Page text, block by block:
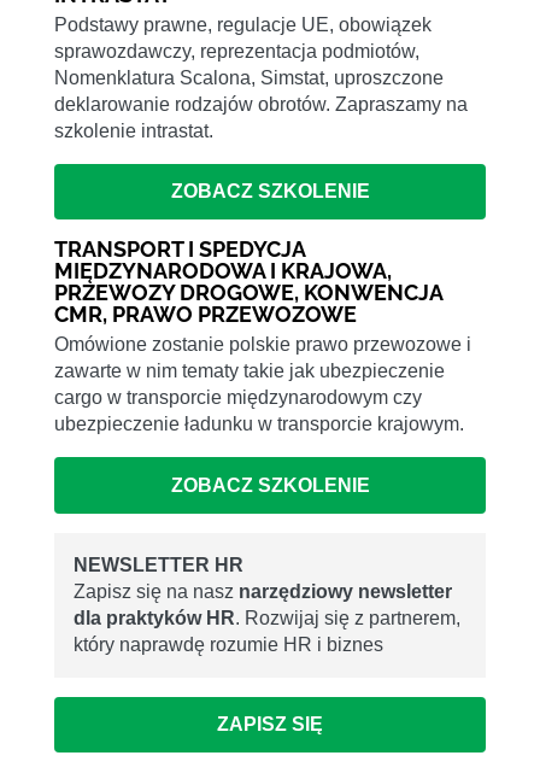
Podstawy prawne, regulacje UE, obowiązek
sprawozdawczy, reprezentacja podmiotów,
Nomenklatura Scalona, Simstat, uproszczone
deklarowanie rodzajów obrotów. Zapraszamy na
szkolenie intrastat.
ZOBACZ SZKOLENIE
TRANSPORT I SPEDYCJA
MIĘDZYNARODOWA I KRAJOWA,
PRZEWOZY DROGOWE, KONWENCJA
CMR, PRAWO PRZEWOZOWE
Omówione zostanie polskie prawo przewozowe i
zawarte w nim tematy takie jak ubezpieczenie
cargo w transporcie międzynarodowym czy
ubezpieczenie ładunku w transporcie krajowym.
ZOBACZ SZKOLENIE
NEWSLETTER HR
Zapisz się na nasz narzędziowy newsletter
dla praktyków HR. Rozwijaj się z partnerem,
który naprawdę rozumie HR i biznes
ZAPISZ SIĘ